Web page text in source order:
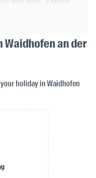
Waidhofen an der
holiday in Waidhofen